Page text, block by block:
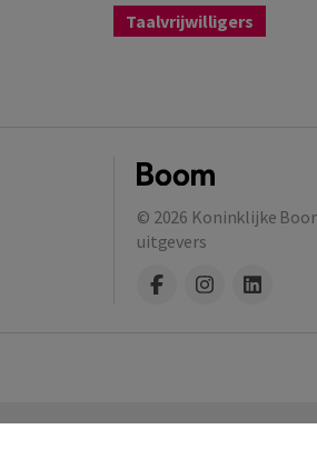
Taalvrijwilligers
© 2026 Koninklijke
uitgevers